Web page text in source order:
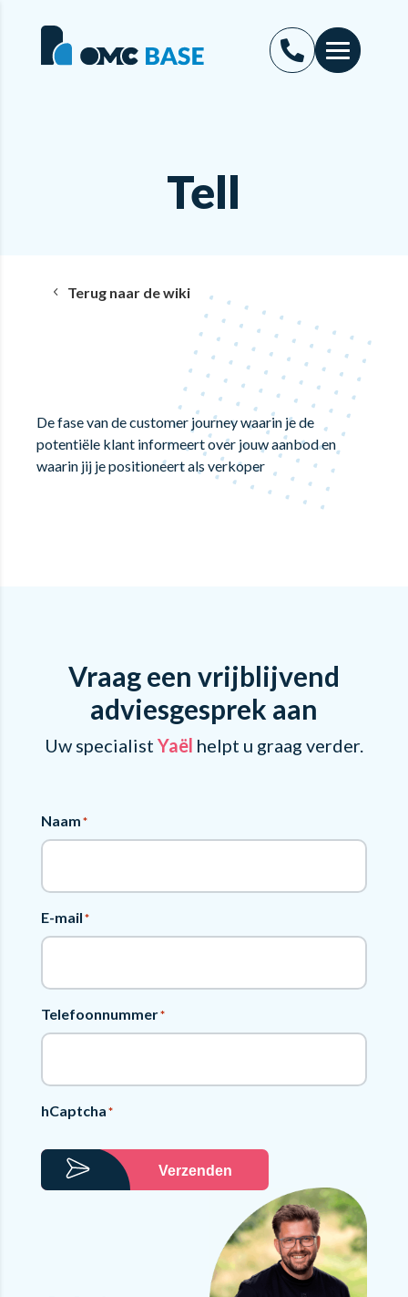
Tell
Terug naar de wiki
De fase van de customer journey waarin je de
potentiële klant informeert over jouw aanbod en
waarin jij je positioneert als verkoper
Vraag een vrijblijvend
adviesgesprek aan
Uw specialist Yaël helpt u graag verder.
Naam*
E-mail*
Telefoonnummer*
hCaptcha*
Verzenden